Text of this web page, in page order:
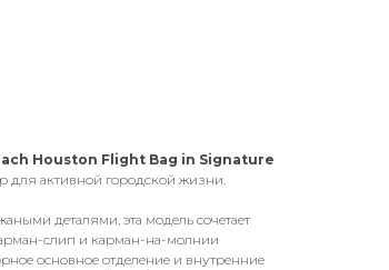
Houston Flight Bag in Signature
для активной городской жизни.
деталями, эта модель сочетает
слип и карман-на-молнии
основное отделение и внутренние